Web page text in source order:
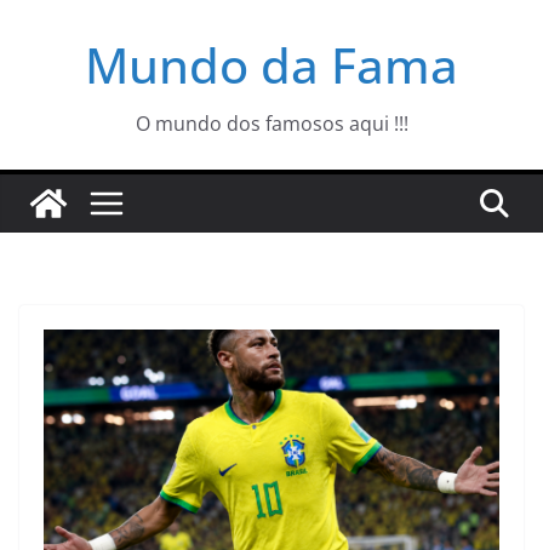
Mundo da Fama
O mundo dos famosos aqui !!!